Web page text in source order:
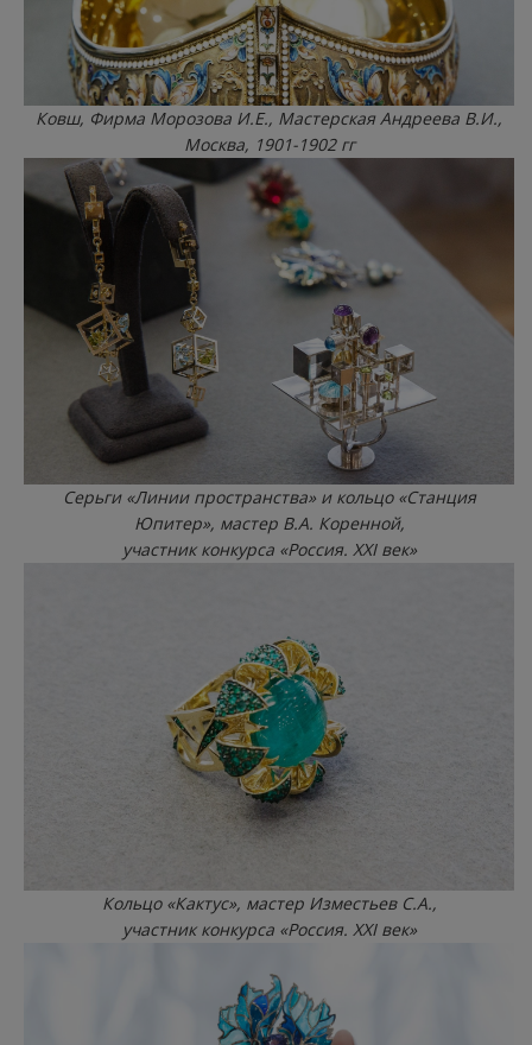
Ковш, Фирма Морозова И.Е., Мастерская Андреева В.И.,
Москва, 1901-1902 гг
Серьги «Линии пространства» и кольцо «Станция
Юпитер», мастер В.А. Коренной,
участник конкурса «Россия. XXI век»
Кольцо «Кактус», мастер Изместьев С.А.,
участник конкурса «Россия. XXI век»